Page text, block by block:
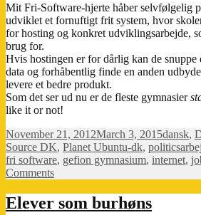
Mit Fri-Software-hjerte håber selvfølgelig
udviklet et fornuftigt frit system, hvor
for hosting og konkret udviklingsarbejde,
brug for.
Hvis hostingen er for dårlig kan de snuppe
data og forhåbentlig finde en anden
levere et bedre produkt.
Som det ser ud nu er de fleste gymnasier
like it or not!
Posted
on
November 21, 2012March 3, 2015dansk,
Source DK, Planet Ubuntu-dk, politicsTags
fri software, gefion gymnasium, internet,
Commentson
af
Lectio
Elever som burhøns